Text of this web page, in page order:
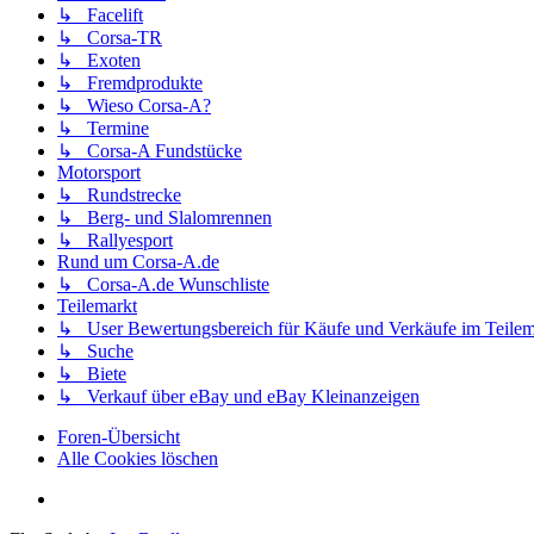
↳ Facelift
↳ Corsa-TR
↳ Exoten
↳ Fremdprodukte
↳ Wieso Corsa-A?
↳ Termine
↳ Corsa-A Fundstücke
Motorsport
↳ Rundstrecke
↳ Berg- und Slalomrennen
↳ Rallyesport
Rund um Corsa-A.de
↳ Corsa-A.de Wunschliste
Teilemarkt
↳ User Bewertungsbereich für Käufe und Verkäufe im
↳ Suche
↳ Biete
↳ Verkauf über eBay und eBay Kleinanzeigen
Foren-Übersicht
Alle Cookies löschen